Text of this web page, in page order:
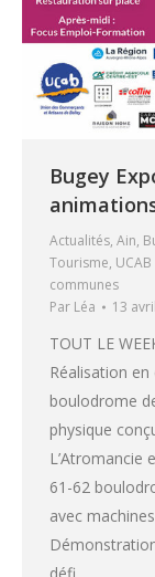
Bugey
Actualités, Ain,
Tourisme,
communes
Par Léa 13
TOUT LE
Réalisation
boulodrome
physique
L’Atromancie
61-62
avec